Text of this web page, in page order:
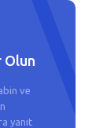
Olun
ve
yanıt